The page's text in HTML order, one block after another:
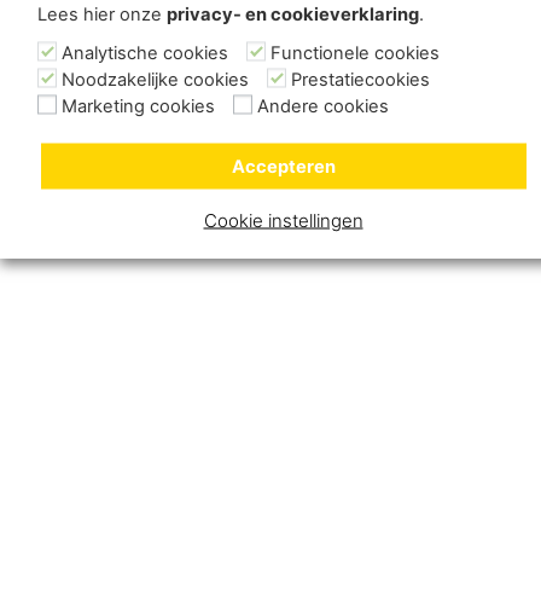
Lees hier onze privacy- en cookieverklaring.
Analytische cookies
Functionele cookies
Noodzakelijke cookies
Prestatiecookies
Marketing cookies
Andere cookies
Cookie instellingen
Accepteren